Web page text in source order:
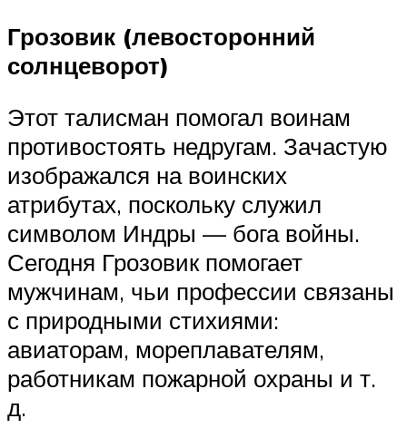
Грозовик (левосторонний
солнцеворот)
Этот талисман помогал воинам
противостоять недругам. Зачастую
изображался на воинских
атрибутах, поскольку служил
символом Индры — бога войны.
Сегодня Грозовик помогает
мужчинам, чьи профессии связаны
с природными стихиями:
авиаторам, мореплавателям,
работникам пожарной охраны и т.
д.